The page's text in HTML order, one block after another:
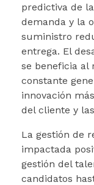
predictiva de
demanda y la
suministro
entrega. El
se beneficia al
constante
innovación
del cliente y
La gestión de
impactada
gestión del
candidatos